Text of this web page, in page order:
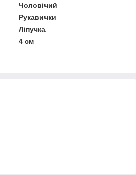
Чоловічий
Рукавички
Ліпучка
4 см